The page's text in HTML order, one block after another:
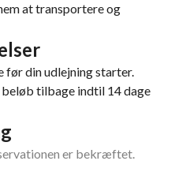
at transportere og
din udlejning starter.
tilbage indtil 14 dage
er bekræftet.